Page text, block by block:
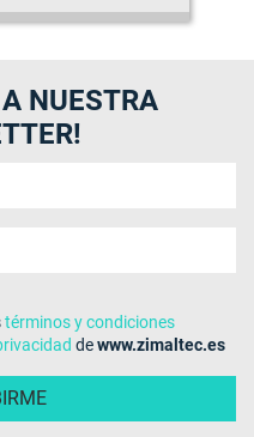
NUESTRA
términos y condiciones
dewww.zimaltec.es